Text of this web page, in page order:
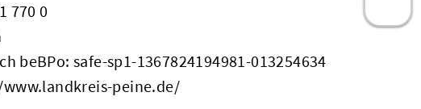
770 0
beBPo: safe-sp1-1367824194981-013254634
peine.de/